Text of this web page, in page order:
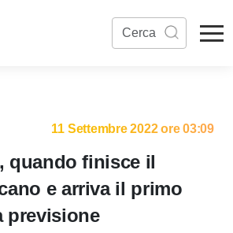
11 Settembre 2022 ore 03:09
quando finisce il
e arriva il primo
previsione